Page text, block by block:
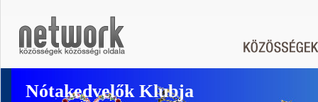
Nótakedvelők Klubja